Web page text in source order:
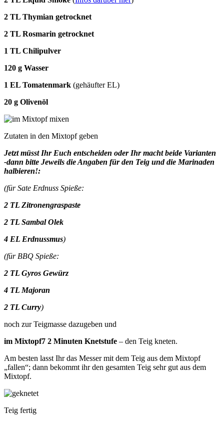
2 TL Thymian getrocknet
2 TL Rosmarin getrocknet
1 TL Chilipulver
120 g Wasser
1 EL Tomatenmark (gehäufter EL)
20 g Olivenöl
Zutaten in den Mixtopf geben
Jetzt müsst Ihr Euch entscheiden oder Ihr macht beide Varianten
-dann bitte Jeweils die Angaben für den Teig und die Marinaden
halbieren!:
(für Sate Erdnuss Spieße:
2 TL Zitronengraspaste
2 TL Sambal Olek
4 EL Erdnussmus)
(für BBQ Spieße:
2 TL Gyros Gewürz
4 TL Majoran
2 TL Curry)
noch zur Teigmasse dazugeben und
im Mixtopf7 2 Minuten Knetstufe – den Teig kneten.
Am besten lasst Ihr das Messer mit dem Teig aus dem Mixtopf
„fallen“; dann bekommt ihr den gesamten Teig sehr gut aus dem
Mixtopf.
Teig fertig